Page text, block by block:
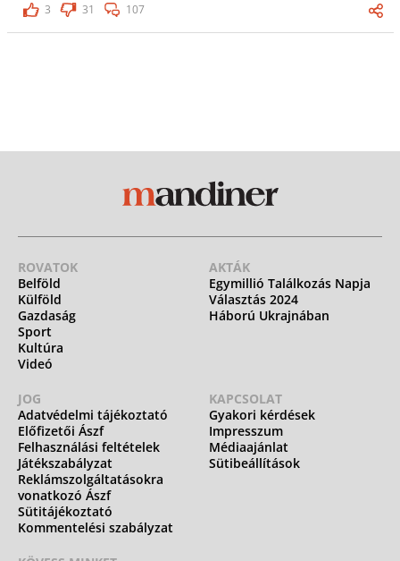
3
31 107
ROVATOK
Belföld
Külföld
Gazdaság
Sport
Kultúra
Videó
AKTÁK
Egymillió Találkozás Napja
Választás 2024
Háború Ukrajnában
JOG
Adatvédelmi tájékoztató
Előfizetői Ászf
Felhasználási feltételek
Játékszabályzat
Reklámszolgáltatásokra
vonatkozó Ászf
Sütitájékoztató
Kommentelési szabályzat
KAPCSOLAT
Gyakori kérdések
Impresszum
Médiaajánlat
Sütibeállítások